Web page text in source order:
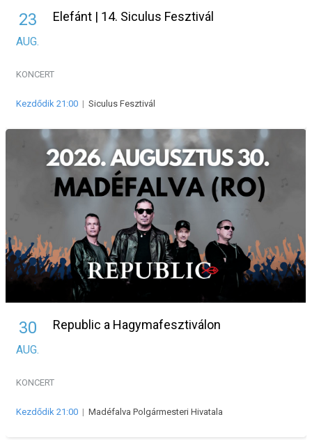
23
AUG.
Elefánt | 14. Siculus Fesztivál
KONCERT
Kezdődik 21:00 | Siculus Fesztivál
30
AUG.
Republic a Hagymafesztiválon
KONCERT
Kezdődik 21:00 | Madéfalva Polgármesteri Hivatala